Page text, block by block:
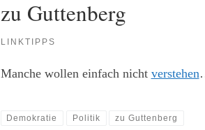
zu Guttenberg
LINKTIPPS
Manche wollen einfach nicht verstehen
Demokratie Politik zu Guttenberg